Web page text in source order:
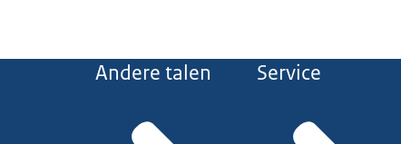
Andere talen Service